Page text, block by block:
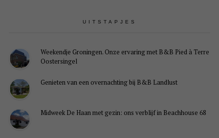
UITSTAPJES
Weekendje Groningen. Onze ervaring met B&B Pied à Terre
Oostersingel
Genieten van een overnachting bij B&B Landlust
Midweek De Haan met gezin: ons verblijf in Beachhouse 68